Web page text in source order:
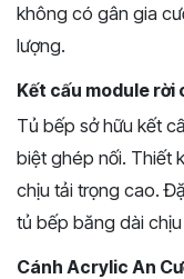
không có gân gia
lượng.
Kết cấu module rời
Tủ bếp sở hữu kết
biệt ghép nối. Thiết
chịu tải trọng cao.
tủ bếp băng dài
Cánh Acrylic An